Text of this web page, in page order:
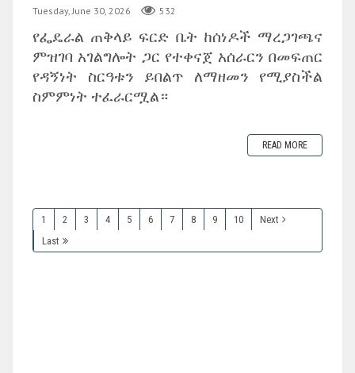
Tuesday, June 30, 2026 532
‎የፌዴራል ጠቅላይ ፍርድ ቤት ከሰነዶች ማረጋገጫና
ምዝገባ አገልግሎት ጋር የተቀናጀ አሰራርን በመፍጠር
የዳኝነት ስርዓቱን ይበልጥ ለማዘመን የሚያስችል
ስምምነት ተፈራርሟል።
READ MORE
1 2 3 4 5 6 7 8 9 10
Next
Last